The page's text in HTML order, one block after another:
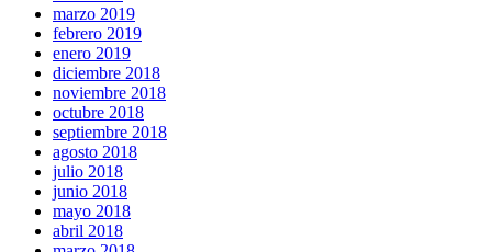
marzo 2019
febrero 2019
enero 2019
diciembre 2018
noviembre 2018
octubre 2018
septiembre 2018
agosto 2018
julio 2018
junio 2018
mayo 2018
abril 2018